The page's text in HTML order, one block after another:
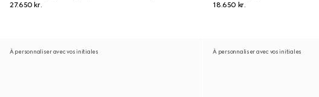
27.650 kr.
18.650 kr.
À personnaliser avec vos initiales À personnaliser avec vos initiales